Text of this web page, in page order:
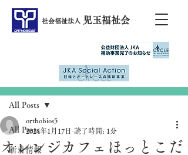
社会福祉法人 児玉福祉会
All Posts
新着情報
All Posts
オレンジカフェほっとこだ
orthobios5
2024年1月17日 読了時間: 1分